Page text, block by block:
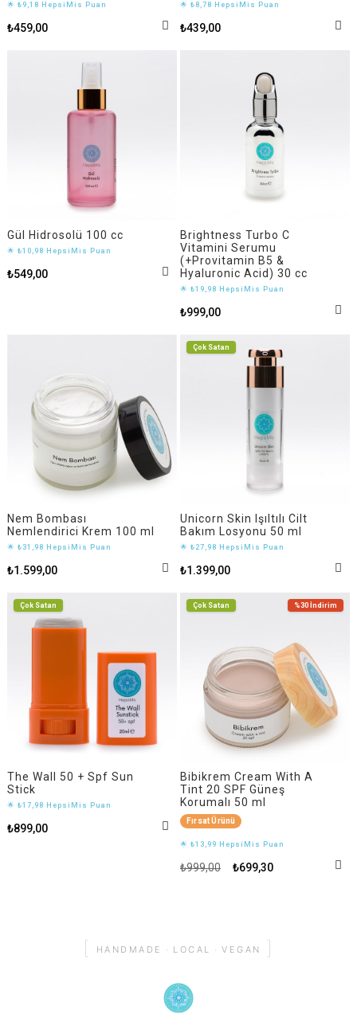
🌟 ₺9,18 HepsiMis Puan
₺459,00
🌟 ₺8,78 HepsiMis Puan
₺439,00
Gül Hidrosolü 100 cc
🌟 ₺10,98 HepsiMis Puan
₺549,00
Brightness Turbo C
Vitamini Serumu
(+Provitamin B5 &
Hyaluronic Acid) 30 cc
🌟 ₺19,98 HepsiMis Puan
₺999,00
Nem Bombası
Nemlendirici Krem 100 ml
🌟 ₺31,98 HepsiMis Puan
₺1.599,00
Unicorn Skin Işıltılı Cilt
Bakım Losyonu 50 ml
🌟 ₺27,98 HepsiMis Puan
₺1.399,00
Çok Satan
The Wall 50 + Spf Sun
Stick
🌟 ₺17,98 HepsiMis Puan
₺899,00
Çok Satan
Bibikrem Cream With A
Tint 20 SPF Güneş
Korumalı 50 ml
Fırsat Ürünü
🌟 ₺13,99 HepsiMis Puan
₺699,30
₺999,00
%30 İndirim
Çok Satan
[ HANDMADE · LOCAL · VEGAN ]